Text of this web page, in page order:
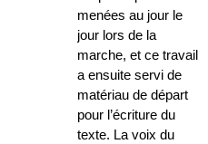
menées au jour le
jour lors de la
marche, et ce travail
a ensuite servi de
matériau de départ
pour l’écriture du
texte. La voix du